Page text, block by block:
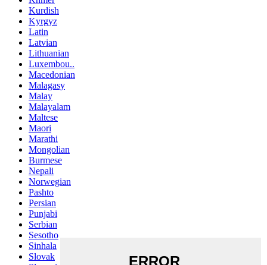
Kurdish
Kyrgyz
Latin
Latvian
Lithuanian
Luxembou..
Macedonian
Malagasy
Malay
Malayalam
Maltese
Maori
Marathi
Mongolian
Burmese
Nepali
Norwegian
Pashto
Persian
Punjabi
Serbian
Sesotho
Sinhala
Slovak